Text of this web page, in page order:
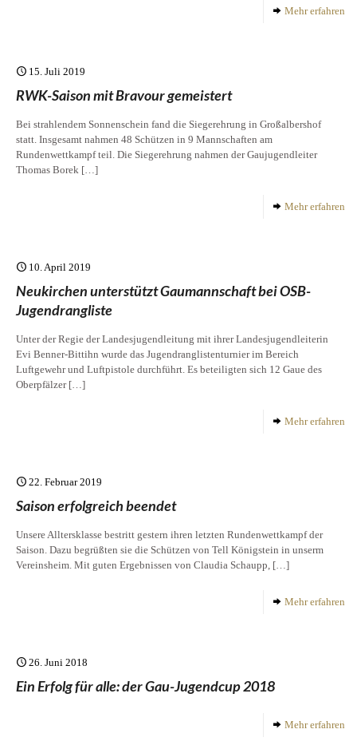
Mehr erfahren
15. Juli 2019
RWK-Saison mit Bravour gemeistert
Bei strahlendem Sonnenschein fand die Siegerehrung in Großalbershof
statt. Insgesamt nahmen 48 Schützen in 9 Mannschaften am
Rundenwettkampf teil. Die Siegerehrung nahmen der Gaujugendleiter
Thomas Borek […]
Mehr erfahren
10. April 2019
Neukirchen unterstützt Gaumannschaft bei OSB-
Jugendrangliste
Unter der Regie der Landesjugendleitung mit ihrer Landesjugendleiterin
Evi Benner-Bittihn wurde das Jugendranglistenturnier im Bereich
Luftgewehr und Luftpistole durchführt. Es beteiligten sich 12 Gaue des
Oberpfälzer[…]
Mehr erfahren
22. Februar 2019
Saison erfolgreich beendet
Unsere Alltersklasse bestritt gestern ihren letzten Rundenwettkampf der
Saison. Dazu begrüßten sie die Schützen von Tell Königstein in unserm
Vereinsheim. Mit guten Ergebnissen von Claudia Schaupp, […]
Mehr erfahren
26. Juni 2018
Ein Erfolg für alle: der Gau-Jugendcup 2018
Mehr erfahren